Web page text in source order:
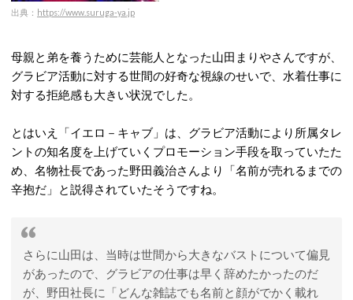
出典： https://www.suruga-ya.jp
母親と弟を養うために芸能人となった山田まりやさんですが、
グラビア活動に対する世間の好奇な視線のせいで、水着仕事に
対する拒絶感も大きい状況でした。
とはいえ「イエロ－キャブ」は、グラビア活動により所属タレ
ントの知名度を上げていくプロモーション手段を取っていたた
め、名物社長であった野田義治さんより「名前が売れるまでの
辛抱だ」と説得されていたそうですね。
さらに山田は、当時は世間から大きなバストについて偏見
があったので、グラビアの仕事は早く辞めたかったのだ
が、野田社長に「どんな雑誌でも名前と顔がでかく載れ